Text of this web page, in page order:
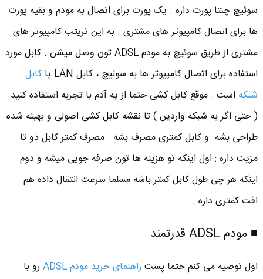
سوئیچ چنتا پورت داره . یک پورت برای اتصال به مودم و بقیه پورت
ها برای اتصال کامپیوتر های مشتری . به این تریتب کامپیوتر های
مشتری از طریق سوئیچ به مودم ADSL تون وصل میشن . کابل مورد
استفاده برای اتصال کامپیوتر ها به سوئیچ ، کابل LAN یا
کابل
شبکه است . موقع کابل کشی حتما از یه آدم با تجربه استفاده کنید
( حتی اگر به شبکه واردین ) تا نقشه کابل کشی اصولی و بهینه شده
طراحی بشه و کابل کمتری مصرف بشه . مصرف کمتر کابل دو تا
مزیت داره : اول اینکه تو هزینه ها تون صرفه جویی میشه و دوم
اینکه هر چی طول کابل کمتر باشه مسلما سرعت انتقال داده هم
افت کمتری داره .
■ مودم ADSL قدرتمند
اول توصیه می کنم حتما پست راهنمای خرید مودم ADSL
رو با